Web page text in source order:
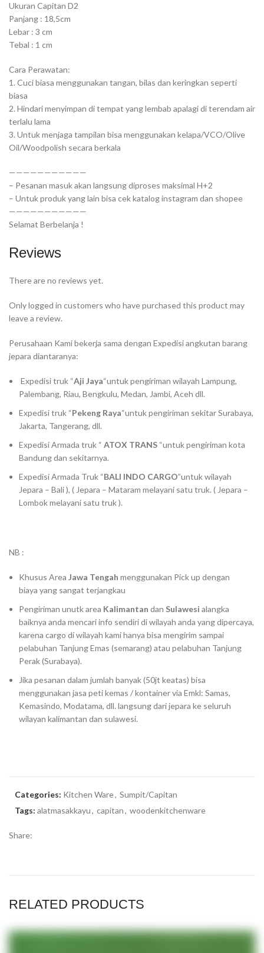
Ukuran Capitan D2
Panjang : 18,5cm
Lebar : 3 cm
Tebal : 1 cm
Cara Perawatan:
1. Cuci biasa menggunakan tangan, bilas dan keringkan seperti
biasa
2. Hindari menyimpan di tempat yang lembab apalagi di terendam air
terlalu lama
3. Untuk menjaga tampilan bisa menggunakan kelapa/VCO/Olive
Oil/Woodpolish secara berkala
———————————
– Pesanan masuk akan langsung diproses maksimal H+2
– Untuk produk yang lain bisa cek katalog instagram dan shopee
———————————
Selamat Berbelanja !
Reviews
There are no reviews yet.
Only logged in customers who have purchased this product may
leave a review.
Perusahaan Kami bekerja sama dengan Expedisi angkutan barang
jepara diantaranya:
Expedisi truk “Aji Jaya“untuk pengiriman wilayah Lampung,
Palembang, Riau, Bengkulu, Medan, Jambi, Aceh dll.
Expedisi truk “Pekeng Raya“untuk pengiriman sekitar Surabaya,
Jakarta, Tangerang, dll.
Expedisi Armada truk “ ATOX TRANS “untuk pengiriman kota
Bandung dan sekitarnya.
Expedisi Armada Truk “BALI INDO CARGO”untuk wilayah
Jepara – Bali ), ( Jepara – Mataram melayani satu truk. ( Jepara –
Lombok melayani satu truk ).
NB :
Khusus Area Jawa Tengah menggunakan Pick up dengan
biaya yang sangat terjangkau
Pengiriman unutk area Kalimantan dan Sulawesi alangka
baiknya anda mencari info sendiri di wilayah anda yang dipercaya,
karena cargo di wilayah kami hanya bisa mengirim sampai
pelabuhan Tanjung Emas (semarang) atau pelabuhan Tanjung
Perak (Surabaya).
Jika pesanan dalam jumlah banyak (50jt keatas) bisa
menggunakan jasa peti kemas / kontainer via Emkl: Samas,
Kemasindo, Modatama, dll. langsung dari jepara ke seluruh
wilayan kalimantan dan sulawesi.
Categories: Kitchen Ware, Sumpit/Capitan
Tags: alatmasakkayu, capitan, woodenkitchenware
Share:
RELATED PRODUCTS